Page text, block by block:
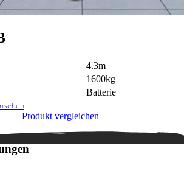
4.3m
1600kg
Batterie
Produkt vergleichen